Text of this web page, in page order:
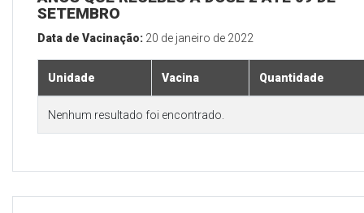
SETEMBRO
Data de Vacinação: 20 de janeiro de 2022
Unidade Vacina Quantidade
Nenhum resultado foi encontrado.